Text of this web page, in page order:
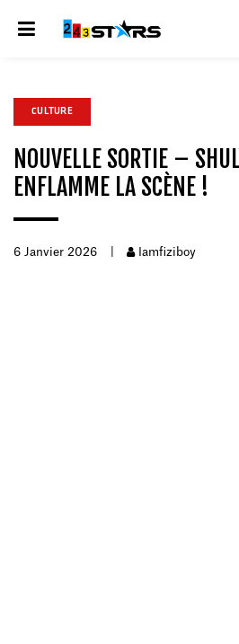
CULTURE
NOUVELLE SORTIE –
ENFLAMME LA SCÈNE !
6 Janvier 2026 Iamfiziboy